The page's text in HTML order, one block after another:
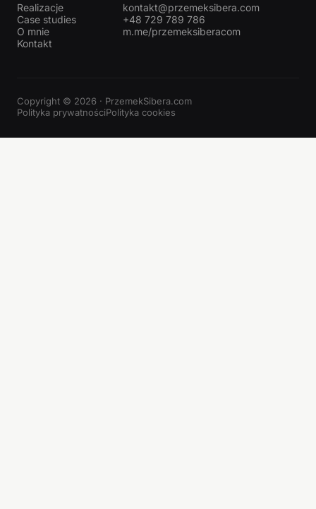
Realizacje
Case studies
O mnie
Kontakt
kontakt@przemeksibera.com
+48 729 789 786
m.me/przemeksiberacom
Copyright © 2026 · PrzemekSibera.com
Polityka prywatnościPolityka cookies